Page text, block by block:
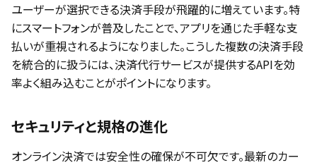
ユーザーが選択できる決済手段が飛躍的に増えています。特
にスマートフォンが普及したことで、アプリを通じた手軽な支
払いが重視されるようになりました。こうした複数の決済手段
を統合的に扱うには、決済代行サービスが提供するAPIを効
率よく組み込むことがポイントになります。
セキュリティと規格の進化
オンライン決済では安全性の確保が不可欠です。最新のカー